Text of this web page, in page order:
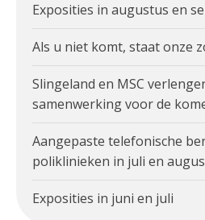
Exposities in augustus en
Als u niet komt, staat onze
Slingeland en MSC
samenwerking voor de
Aangepaste telefonische
poliklinieken in juli en
Exposities in juni en juli